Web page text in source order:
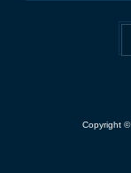
Copyright ©